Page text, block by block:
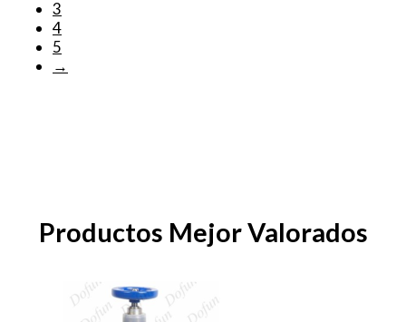
Productos Mejor Valorados
3
4
5
→